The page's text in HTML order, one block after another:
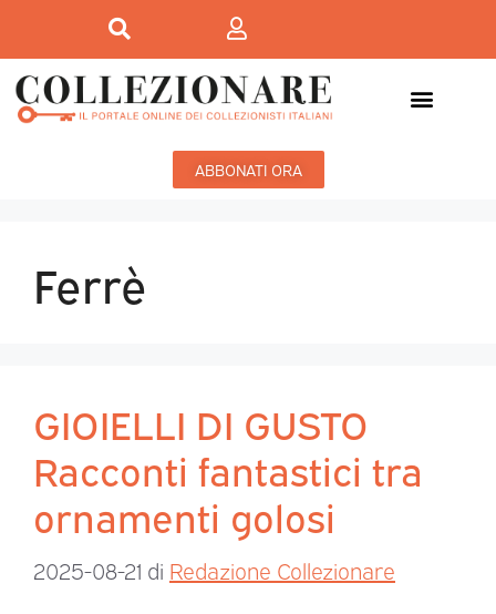
ABBONATI ORA
Ferrè
GIOIELLI DI GUSTO
Racconti fantastici tra
ornamenti golosi
2025-08-21 di Redazione Collezionare